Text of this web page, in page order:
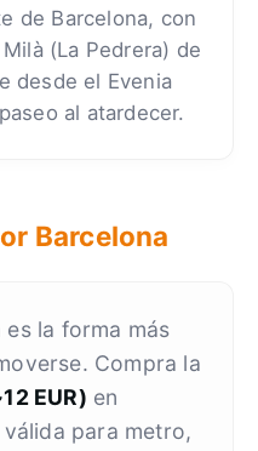
de Barcelona, con
(La Pedrera) de
desde el Evenia
al atardecer.
Barcelona
la forma más
Compra la
EUR) en
para metro,